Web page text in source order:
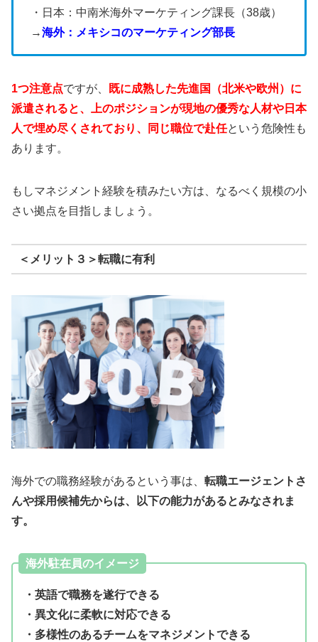
・日本：中南米海外マーケティング課長（38歳）
→海外：メキシコのマーケティング部長
1つ注意点ですが、
既に成熟した先進国（北米や欧州）に
派遣されると、上のポジションが現地の優秀な人材や日本
人で埋め尽くされており、同じ職位で赴任という危険性も
あります。
もしマネジメント経験を積みたい方は、なるべく規模の小
さい拠点を目指しましょう。
＜メリット３＞転職に有利
海外での職務経験があるという事は、 転職エージェントさ
んや採用候補先からは、以下の能力があるとみなされま
す。
海外駐在員のイメージ
・英語で職務を遂行できる
・異文化に柔軟に対応できる
・多様性のあるチームをマネジメントできる